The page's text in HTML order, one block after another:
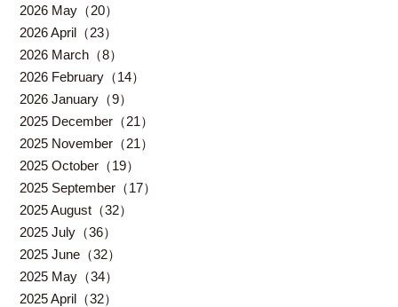
2026 May（20）
2026 April（23）
2026 March（8）
2026 February（14）
2026 January（9）
2025 December（21）
2025 November（21）
2025 October（19）
2025 September（17）
2025 August（32）
2025 July（36）
2025 June（32）
2025 May（34）
2025 April（32）